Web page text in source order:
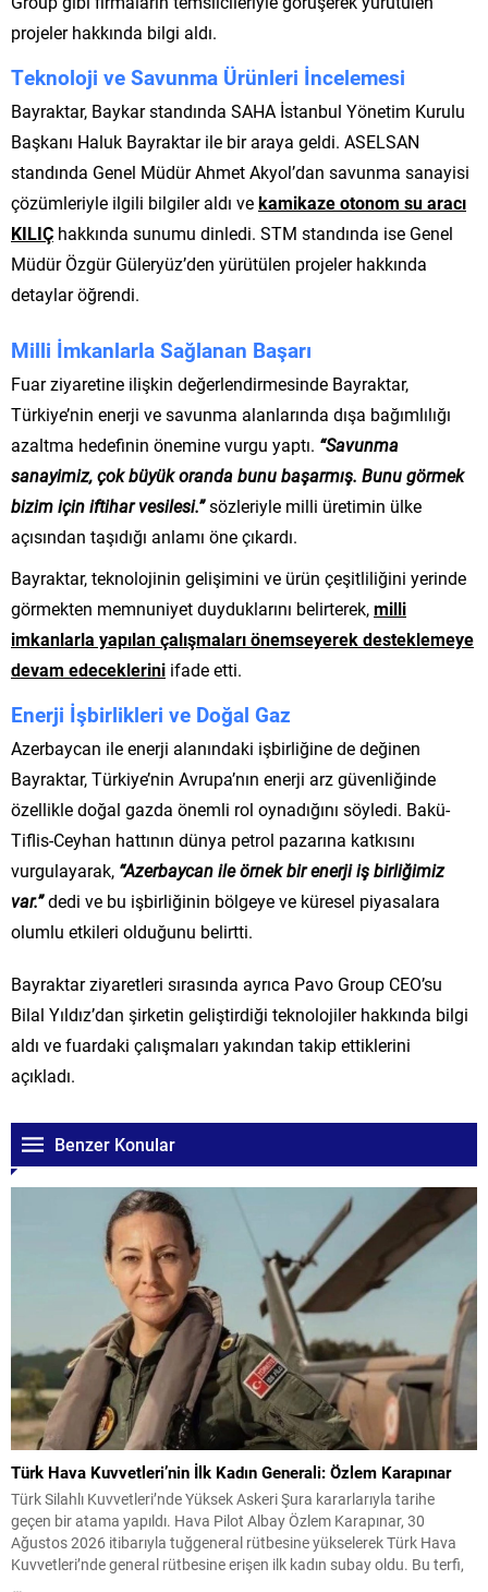
projeler hakkında bilgi aldı.
Teknoloji ve Savunma Ürünleri İncelemesi
Bayraktar, Baykar standında SAHA İstanbul Yönetim Kurulu
Başkanı Haluk Bayraktar ile bir araya geldi. ASELSAN
standında Genel Müdür Ahmet Akyol’dan savunma sanayisi
çözümleriyle ilgili bilgiler aldı vekamikaze otonom su aracı
KILIÇ hakkında sunumu dinledi. STM standında ise Genel
Müdür Özgür Güleryüz’den yürütülen projeler hakkında
detaylar öğrendi.
Milli İmkanlarla Sağlanan Başarı
Fuar ziyaretine ilişkin değerlendirmesinde Bayraktar,
Türkiye’nin enerji ve savunma alanlarında dışa bağımlılığı
azaltma hedefinin önemine vurgu yaptı. “Savunma
sanayimiz, çok büyük oranda bunu başarmış. Bunu görmek
bizim için iftihar vesilesi.”sözleriyle milli üretimin ülke
açısından taşıdığı anlamı öne çıkardı.
Bayraktar, teknolojinin gelişimini ve ürün çeşitliliğini yerinde
görmekten memnuniyet duyduklarını belirterek,milli
imkanlarla yapılan çalışmaları önemseyerek desteklemeye
devam edeceklerini ifade etti.
Enerji İşbirlikleri ve Doğal Gaz
Azerbaycan ile enerji alanındaki işbirliğine de değinen
Bayraktar, Türkiye’nin Avrupa’nın enerji arz güvenliğinde
özellikle doğal gazda önemli rol oynadığını söyledi. Bakü-
Tiflis-Ceyhan hattının dünya petrol pazarına katkısını
vurgulayarak, “Azerbaycan ile örnek bir enerji iş birliğimiz
var.”dedi ve bu işbirliğinin bölgeye ve küresel piyasalara
olumlu etkileri olduğunu belirtti.
Bayraktar ziyaretleri sırasında ayrıca Pavo Group CEO’su
Bilal Yıldız’dan şirketin geliştirdiği teknolojiler hakkında bilgi
aldı ve fuardaki çalışmaları yakından takip ettiklerini
açıkladı.
Benzer Konular
Türk Hava Kuvvetleri’nin İlk Kadın Generali: Özlem Karapınar
Türk Silahlı Kuvvetleri’nde Yüksek Askeri Şura kararlarıyla tarihe
geçen bir atama yapıldı. Hava Pilot Albay Özlem Karapınar, 30
Ağustos 2026 itibarıyla tuğgeneral rütbesine yükselerek Türk Hava
Kuvvetleri’nde general rütbesine erişen ilk kadın subay oldu. Bu terfi,